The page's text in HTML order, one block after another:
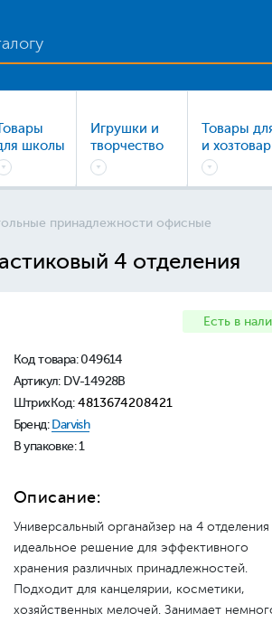
школы
Игрушки и
творчество
Товары
и
принадлежности офисные
4 отделения
Есть в
Код товара:049614
Артикул: DV-14928B
ШтрихКод: 4813674208421
Бренд: Darvish
В упаковке: 1
Описание:
Универсальный органайзер на 4
идеальное решение для эффективного
хранения различных принадлежностей.
Подходит для канцелярии, косметики,
хозяйственных мелочей. Занимает